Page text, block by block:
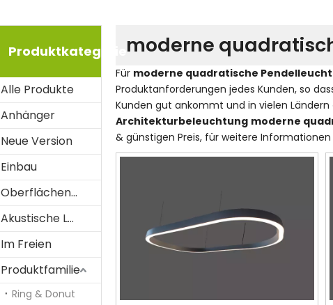
Produktkategorie
Alle Produkte
Anhänger
Neue Version
Einbau
Oberflächenmontiert
Akustische Lösung
Im Freien
Produktfamilie
Ring & Donut
moderne
Für moderne quadratische
Produktanforderungen jedes Kunden, so
Kunden gut ankommt und in vielen
Architekturbeleuchtung moderne
& günstigen Preis, für weitere